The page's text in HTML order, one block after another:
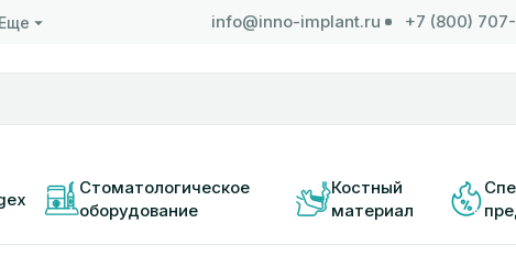
Еще info@inno-implant.ru +7 (800)
Стоматологическое
оборудование
Костный
материал